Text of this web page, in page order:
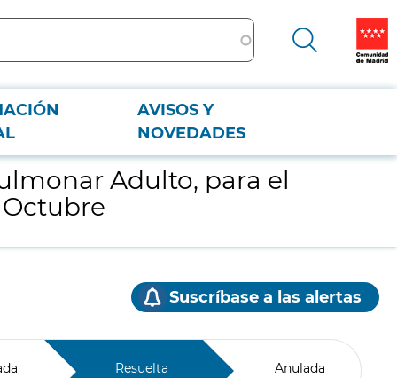
AVISOS Y
NOVEDADES
Octubre
Adulto, para el
Suscríbase a las alertas
Resuelta Anulada